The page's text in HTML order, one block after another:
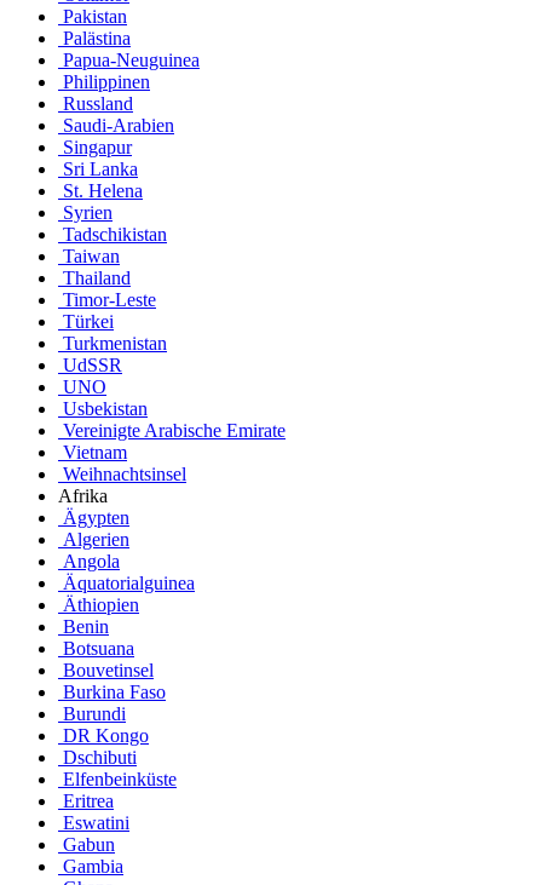
Pakistan
Palästina
Papua-Neuguinea
Philippinen
Russland
Saudi-Arabien
Singapur
Sri Lanka
St. Helena
Syrien
Tadschikistan
Taiwan
Thailand
Timor-Leste
Türkei
Turkmenistan
UdSSR
UNO
Usbekistan
Vereinigte Arabische Emirate
Vietnam
Weihnachtsinsel
Afrika
Ägypten
Algerien
Angola
Äquatorialguinea
Äthiopien
Benin
Botsuana
Bouvetinsel
Burkina Faso
Burundi
DR Kongo
Dschibuti
Elfenbeinküste
Eritrea
Eswatini
Gabun
Gambia